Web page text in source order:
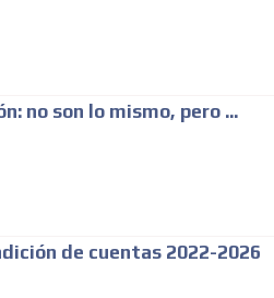
no son lo mismo, pero ...
de cuentas 2022-2026